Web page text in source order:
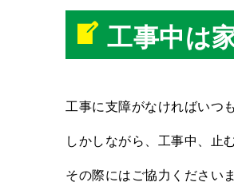
工事中は
工事に支障がなければいつ
しかしながら、工事中、止
その際にはご協力ください